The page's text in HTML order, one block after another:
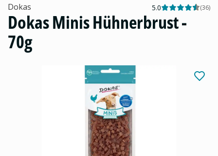
Dokas 5.0 (36)
Dokas Minis Hühnerbrust -
70g